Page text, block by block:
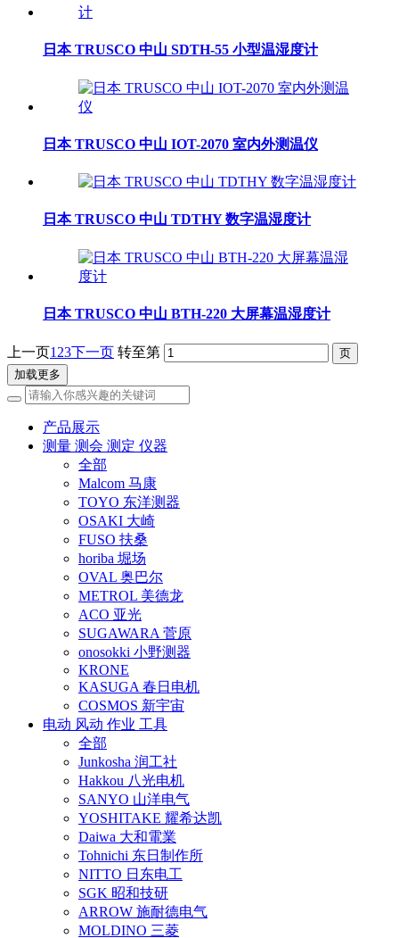
日本 TRUSCO 中山 SDTH-55 小型温湿度计
日本 TRUSCO 中山 IOT-2070 室内外测温仪
日本 TRUSCO 中山 TDTHY 数字温湿度计
日本 TRUSCO 中山 BTH-220 大屏幕温湿度计
上一页1 23下一页 转至第
加载更多
产品展示
测量 测会 测定 仪器
全部
Malcom 马康
TOYO 东洋测器
OSAKI 大崎
FUSO 扶桑
horiba 堀场
OVAL 奥巴尔
METROL 美德龙
ACO 亚光
SUGAWARA 菅原
onosokki 小野测器
KRONE
KASUGA 春日电机
COSMOS 新宇宙
电动 风动 作业 工具
全部
Junkosha 润工社
Hakkou 八光电机
SANYO 山洋电气
YOSHITAKE 耀希达凯
Daiwa 大和電業
Tohnichi 东日制作所
NITTO 日东电工
SGK 昭和技研
ARROW 施耐德电气
MOLDINO 三菱